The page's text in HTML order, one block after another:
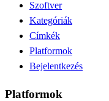
Szoftver
Kategóriák
Címkék
Platformok
Bejelentkezés
Platformok